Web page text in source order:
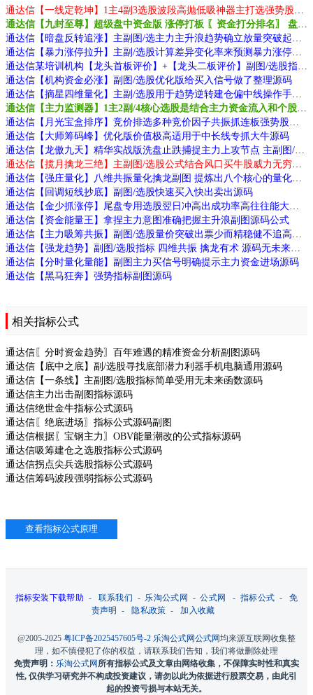
通达信【机构资金必涨】副图/选股优化版给买入信号做了整理源码
通达信【大师筹码峰】优化版价值极高适用于中长线专抓大牛源码
通达信【回调短线抄底】副图/选股快速买入快出卖出源码
通达信【资金能量王】拿捏主力意图准确把握主升浪副图源码公式
通达信【分时量化量能】副图主力买信号明确提示主力资金进场源码
通达信【黑马狂奔】强势指标副图源码
相关指标公式
通达信〖分时资金趋势〗百年难遇的精准资金分析副图源码
通达信【底中之底】副/选股寻找底部潜力利器手机电脑通用源码
通达信【一条线】主副图/选股指标简单受用无未来函数源码
通达信主力出击副图指标源码
通达信绝世金牛指标公式源码
通达信〖绝底进场〗指标公式源码副图
通达信根据〖宝钢主力〗OBV能量潮改的公式指标源码
通达信吸筹建仓之选股指标公式源码
通达信拐点尖兵选股指标公式源码
通达信筹码波段强弱指标公式源码
指标安装下载帮助 - 联系我们 - 乐淘公式网 -公式网 -指标公式 -免
责声明 -隐私政策 -加入收藏
@2005-2025 粤ICP备2025457605号-2 乐淘公式网公式网均来源互联网收集整
理，如不慎侵犯了你的权益，请联系我们告知，我们将做删除处理
免责声明： 乐淘公式网所有指标公式及文章由网络收集，不保障实时性和真实
性, 仅供学习研究并不构成投资建议，请勿以此为依据进行股票交易，由此引
起的投资亏损与本站无关。